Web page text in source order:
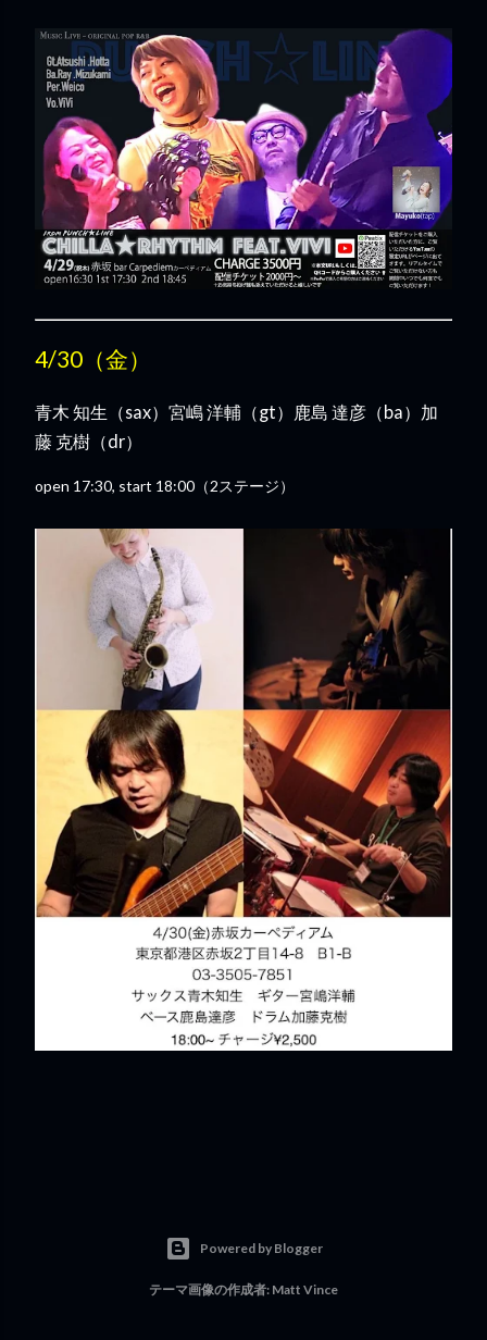
4/30（金）
青木 知生（sax）宮嶋 洋輔（gt）鹿島 達彦（ba）加
藤 克樹（dr）
open 17:30, start 18:00（2ステージ）
Powered by Blogger
テーマ画像の作成者: Matt Vince